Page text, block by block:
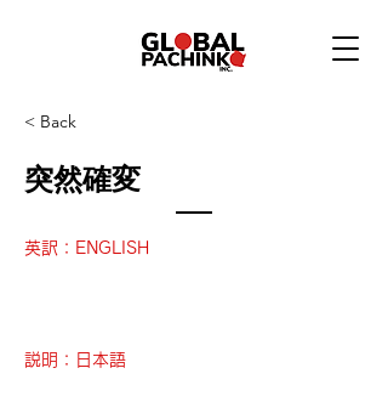
< Back
突然確変
英訳：ENGLISH
説明：日本語